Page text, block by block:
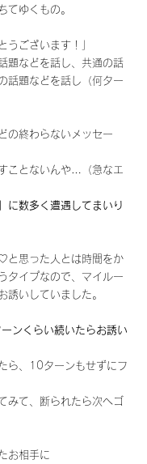
てゆくもの。
うございます！」
題などを話し、共通の話
話題などを話し（何ター
の終わらないメッセー
ことないんや…（急なエ
に数多く遭遇してまいり
と思った人とは時間をか
タイプなので、マイルー
誘いしていました。
ンくらい続いたらお誘い
ら、10ターンもせずにフ
みて、断られたら次へゴ
お相手に